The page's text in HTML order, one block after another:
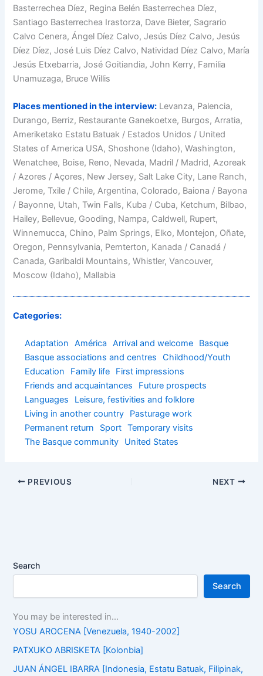
Basterrechea Díez, Regina Belén Basterrechea Díez,
Santiago Basterrechea Irastorza, Dave Bieter, Sagrario
Calvo Cenera, Ángel Díez Calvo, Jesús Díez Calvo, Jesús
Díez Díez, José Luis Díez Calvo, Natividad Díez Calvo, María
Jesús Etxebarria, José Goitiandia, John Kerry, Familia
Unamuzaga, Bruce Willis
Places mentioned in the interview: Levanza, Palencia,
Durango, Berriz, Restaurante Ganekoetxe, Burgos, Arratia,
Ameriketako Estatu Batuak / Estados Unidos / United
States of America USA, Shoshone (Idaho), Washington,
Wenatchee, Boise, Reno, Nevada, Madril / Madrid, Azoreak
/ Azores / Açores, New Jersey, Salt Lake City, Lane Ranch,
Jerome, Txile / Chile, Argentina, Colorado, Baiona / Bayona
/ Bayonne, Utah, Twin Falls, Kuba / Cuba, Ketchum, Bilbao,
Hailey, Bellevue, Gooding, Nampa, Caldwell, Rupert,
Winnemucca, Chino, Palm Springs, Elko, Montejon, Oñate,
Oregon, Pennsylvania, Pemterton, Kanada / Canadá /
Canada, Garibaldi Mountains, Whistler, Vancouver,
Moscow (Idaho), Mallabia
Categories:
Adaptation América Arrival and welcome
Basque
Basque associations and centres
Childhood/Youth
Education
Family life
First impressions
Friends and acquaintances
Future prospects
Languages
Leisure, festivities and folklore
Living in another country
Pasturage work
Permanent return
Sport Temporary visits
The Basque community
United States
PREVIOUS NEXT
Search
Search
You may be interested in...
YOSU AROCENA [Venezuela, 1940-2002]
PATXUKO ABRISKETA [Kolonbia]
JUAN ÁNGEL IBARRA [Indonesia, Estatu Batuak, Filipinak,